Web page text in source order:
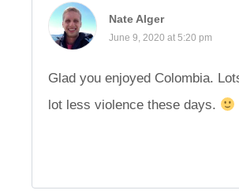
Nate Alger
June 9, 2020 at 5:20 pm
Glad you enjoyed Colombia.
lot less violence these days.